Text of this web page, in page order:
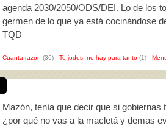
agenda 2030/2050/ODS/DEI. Lo de los
germen de lo que ya está cocinándose
TQD
Cuánta razón (36) - Te jodes, no hay para tanto (1) -
Mazón, tenía que decir que si
¿por qué no vas a la macletá y demas